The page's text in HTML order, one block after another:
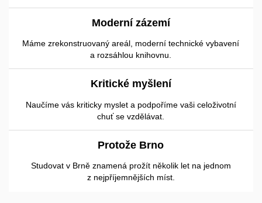
Moderní zázemí
Máme zrekonstruovaný areál, moderní technické vybavení
a rozsáhlou knihovnu.
Kritické myšlení
Naučíme vás kriticky myslet a podpoříme vaši celoživotní
chuť se vzdělávat.
Protože Brno
Studovat v Brně znamená prožít několik let na jednom
z nejpříjemnějších míst.